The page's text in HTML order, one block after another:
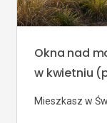
Okna nad
w kwietniu
Mieszkasz w